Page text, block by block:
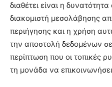
διαθέτει είναι η
διακομιστή μεσολάβησης
περιήγησης και η χρήση
την αποστολή δεδομένων
περίπτωση που οι τοπικές
τη μονάδα να